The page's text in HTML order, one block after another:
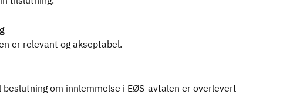
er relevant og akseptabel.
om innlemmelse i EØS-avtalen er overlevert